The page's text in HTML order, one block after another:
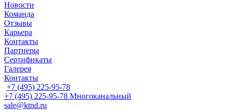
Новости
Команда
Отзывы
Карьера
Контакты
Партнеры
Сертификаты
Галерея
Контакты
+7 (495) 225-95-78
+7 (495) 225-95-78 Многоканальный
sale@ktnd.ru